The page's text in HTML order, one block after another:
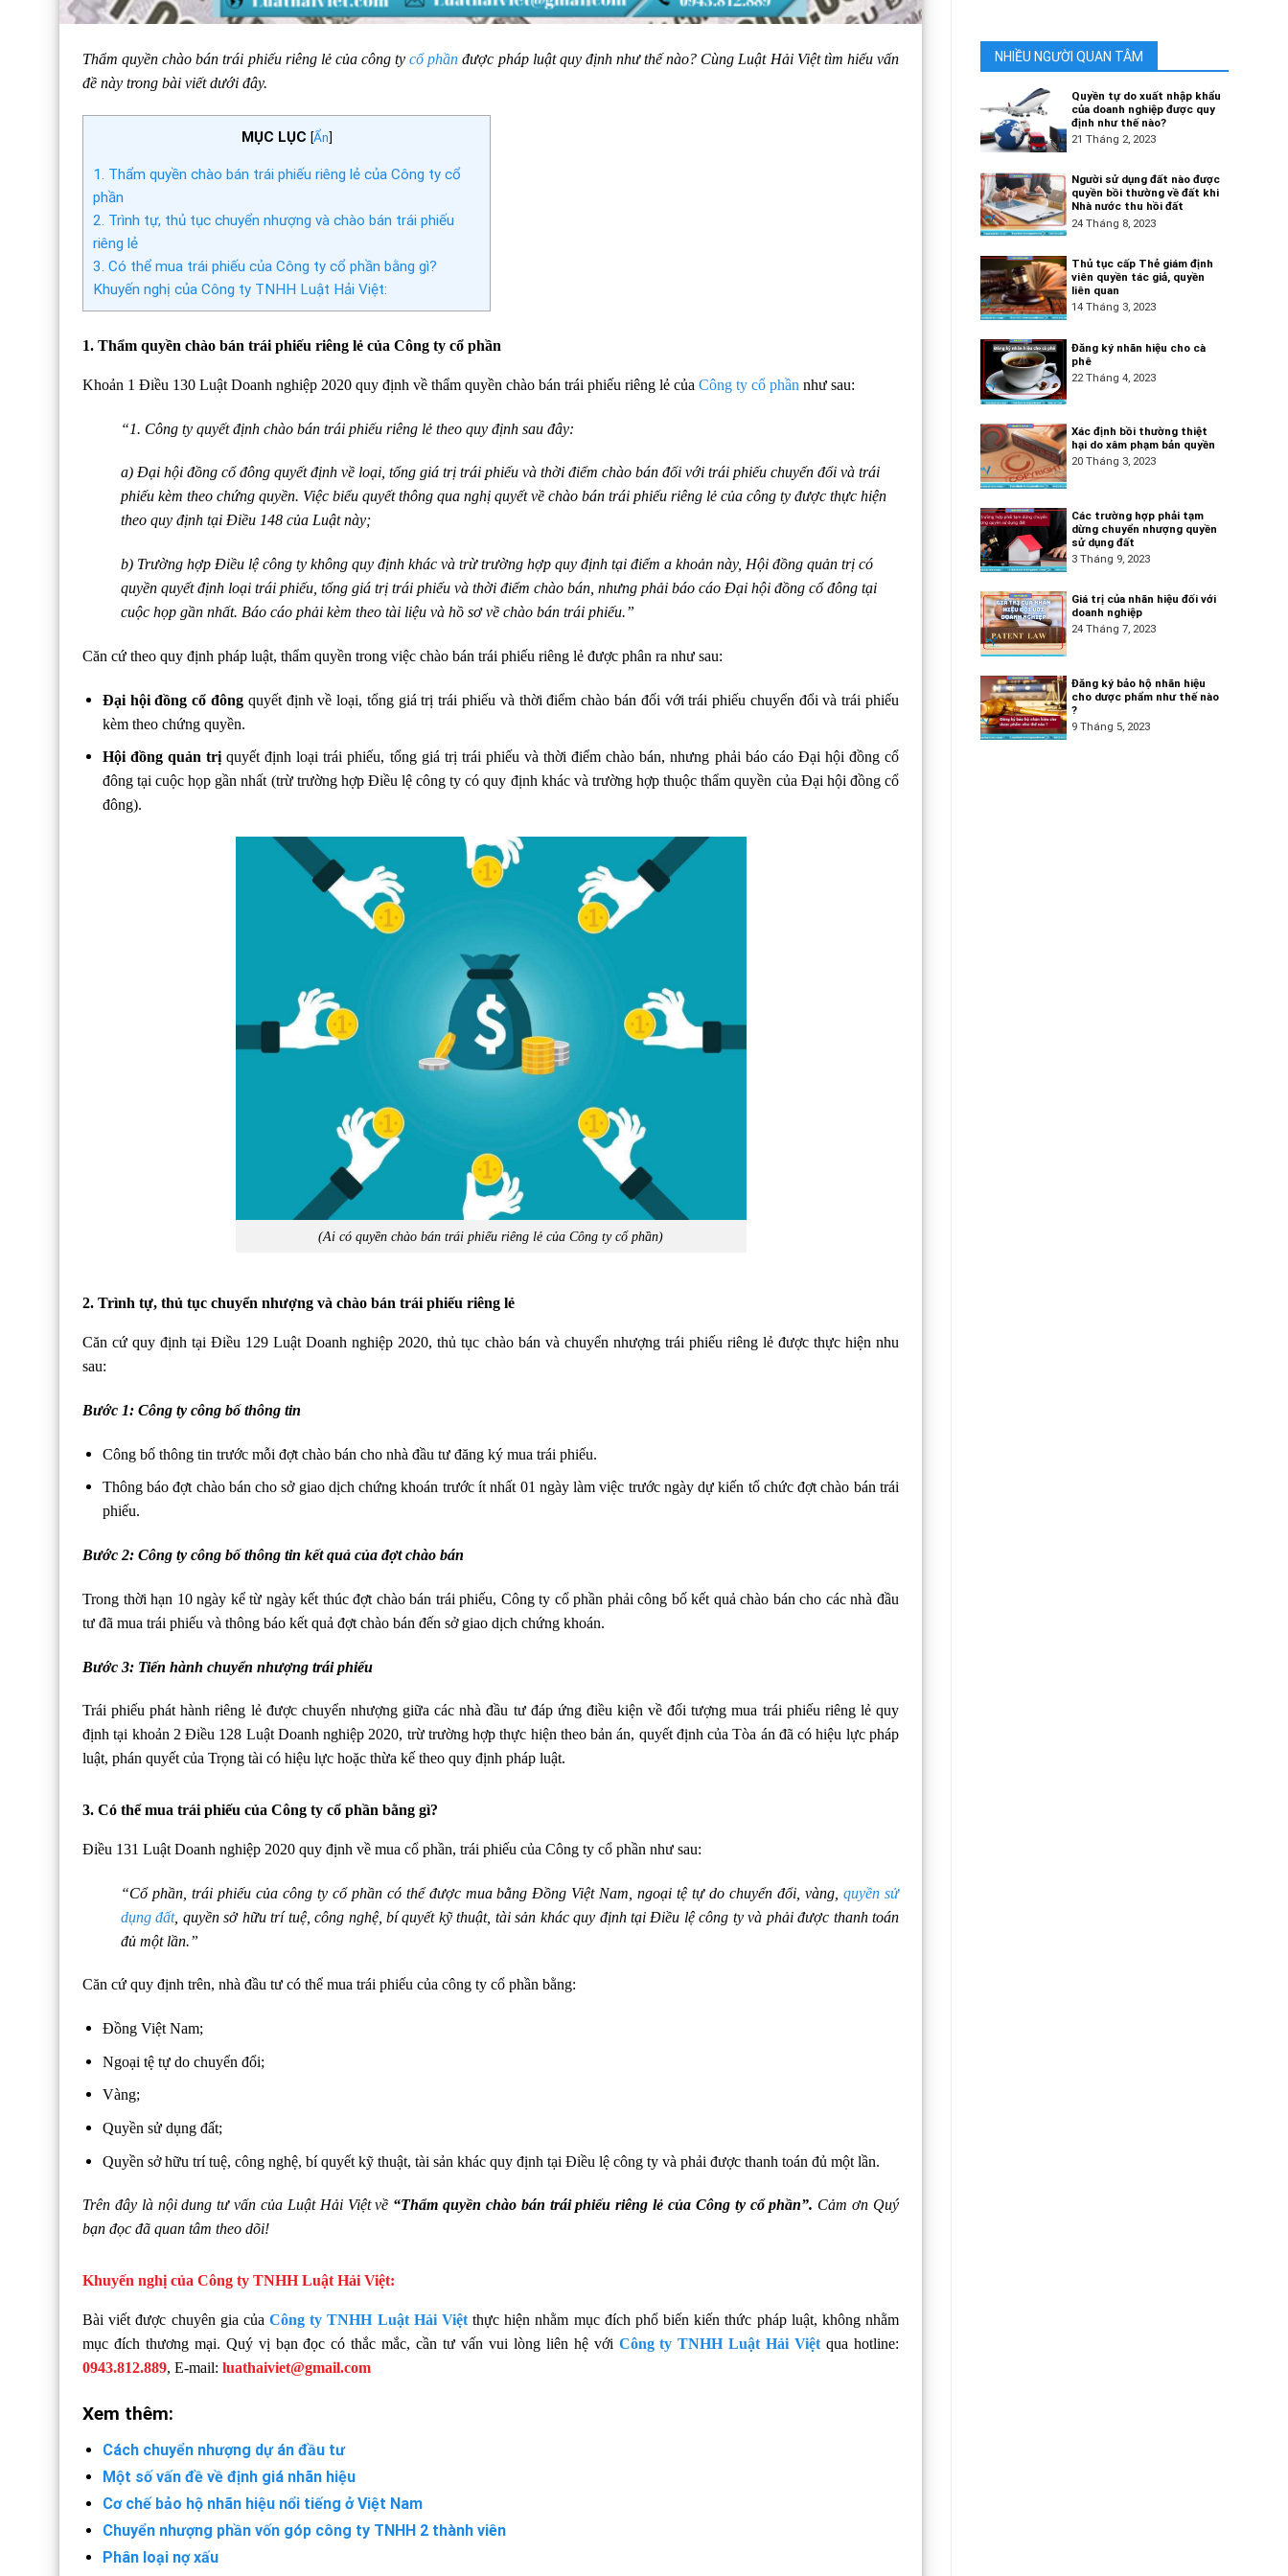
Thẩm quyền chào bán trái phiếu riêng lẻ của công tycổ phần được pháp luật quy định như thế nào? Cùng Luật Hải Việt tìm hiểu vấn
đề này trong bài viết dưới đây.
MỤC LỤC [Ẩn]
1. Thẩm quyền chào bán trái phiếu riêng lẻ của Công ty cổ
phần
2. Trình tự, thủ tục chuyển nhượng và chào bán trái phiếu
riêng lẻ
3. Có thể mua trái phiếu của Công ty cổ phần bằng gì?
Khuyến nghị của Công ty TNHH Luật Hải Việt:
1. Thẩm quyền chào bán trái phiếu riêng lẻ của Công ty cổ phần
Khoản 1 Điều 130 Luật Doanh nghiệp 2020 quy định về thẩm quyền chào bán trái phiếu riêng lẻ của Công ty cổ phần như sau:
“1. Công ty quyết định chào bán trái phiếu riêng lẻ theo quy định sau đây:
a) Đại hội đồng cổ đông quyết định về loại, tổng giá trị trái phiếu và thời điểm chào bán đối với trái phiếu chuyển đổi và trái
phiếu kèm theo chứng quyền. Việc biểu quyết thông qua nghị quyết về chào bán trái phiếu riêng lẻ của công ty được thực hiện
theo quy định tại Điều 148 của Luật này;
b) Trường hợp Điều lệ công ty không quy định khác và trừ trường hợp quy định tại điểm a khoản này, Hội đồng quản trị có
quyền quyết định loại trái phiếu, tổng giá trị trái phiếu và thời điểm chào bán, nhưng phải báo cáo Đại hội đồng cổ đông tại
cuộc họp gần nhất. Báo cáo phải kèm theo tài liệu và hồ sơ về chào bán trái phiếu.”
Căn cứ theo quy định pháp luật, thẩm quyền trong việc chào bán trái phiếu riêng lẻ được phân ra như sau:
Đại hội đồng cổ đôngquyết định về loại, tổng giá trị trái phiếu và thời điểm chào bán đối với trái phiếu chuyển đổi và trái phiếu
kèm theo chứng quyền.
Hội đồng quản trịquyết định loại trái phiếu, tổng giá trị trái phiếu và thời điểm chào bán, nhưng phải báo cáo Đại hội đồng cổ
đông tại cuộc họp gần nhất (trừ trường hợp Điều lệ công ty có quy định khác và trường hợp thuộc thẩm quyền của Đại hội đồng cổ
đông).
(Ai có quyền chào bán trái phiếu riêng lẻ của Công ty cổ phần)
2. Trình tự, thủ tục chuyển nhượng và chào bán trái phiếu riêng lẻ
Căn cứ quy định tại Điều 129 Luật Doanh nghiệp 2020, thủ tục chào bán và chuyển nhượng trái phiếu riêng lẻ được thực hiện nhu
sau:
Bước 1: Công ty công bố thông tin
Công bố thông tin trước mỗi đợt chào bán cho nhà đầu tư đăng ký mua trái phiếu.
Thông báo đợt chào bán cho sở giao dịch chứng khoán trước ít nhất 01 ngày làm việc trước ngày dự kiến tổ chức đợt chào bán trái
phiếu.
Bước 2: Công ty công bố thông tin kết quả của đợt chào bán
Trong thời hạn 10 ngày kể từ ngày kết thúc đợt chào bán trái phiếu, Công ty cổ phần phải công bố kết quả chào bán cho các nhà đầu
tư đã mua trái phiếu và thông báo kết quả đợt chào bán đến sở giao dịch chứng khoán.
Bước 3: Tiến hành chuyển nhượng trái phiếu
Trái phiếu phát hành riêng lẻ được chuyển nhượng giữa các nhà đầu tư đáp ứng điều kiện về đối tượng mua trái phiếu riêng lẻ quy
định tại khoản 2 Điều 128 Luật Doanh nghiệp 2020, trừ trường hợp thực hiện theo bản án, quyết định của Tòa án đã có hiệu lực pháp
luật, phán quyết của Trọng tài có hiệu lực hoặc thừa kế theo quy định pháp luật.
3. Có thể mua trái phiếu của Công ty cổ phần bằng gì?
Điều 131 Luật Doanh nghiệp 2020 quy định về mua cổ phần, trái phiếu của Công ty cổ phần như sau:
“Cổ phần, trái phiếu của công ty cổ phần có thể được mua bằng Đồng Việt Nam, ngoại tệ tự do chuyển đổi, vàng,quyền sử
dụng đất, quyền sở hữu trí tuệ, công nghệ, bí quyết kỹ thuật, tài sản khác quy định tại Điều lệ công ty và phải được thanh toán
đủ một lần.”
Căn cứ quy định trên, nhà đầu tư có thể mua trái phiếu của công ty cổ phần bằng:
Đồng Việt Nam;
Ngoại tệ tự do chuyển đổi;
Vàng;
Quyền sử dụng đất;
Quyền sở hữu trí tuệ, công nghệ, bí quyết kỹ thuật, tài sản khác quy định tại Điều lệ công ty và phải được thanh toán đủ một lần.
Trên đây là nội dung tư vấn của Luật Hải Việt về “Thẩm quyền chào bán trái phiếu riêng lẻ của Công ty cổ phần”. Cảm ơn Quý
bạn đọc đã quan tâm theo dõi!
Khuyến nghị của Công ty TNHH Luật Hải Việt:
Bài viết được chuyên gia của Công ty TNHH Luật Hải Việtthực hiện nhằm mục đích phổ biến kiến thức pháp luật, không nhằm
mục đích thương mại. Quý vị bạn đọc có thắc mắc, cần tư vấn vui lòng liên hệ với Công ty TNHH Luật Hải Việt qua hotline:
0943.812.889, E-mail: luathaiviet@gmail.com
Xem thêm:
Cách chuyển nhượng dự án đầu tư
Một số vấn đề về định giá nhãn hiệu
Cơ chế bảo hộ nhãn hiệu nổi tiếng ở Việt Nam
Chuyển nhượng phần vốn góp công ty TNHH 2 thành viên
Phân loại nợ xấu
NHIỀU NGƯỜI QUAN TÂM
Quyền tự do xuất nhập khẩu
của doanh nghiệp được quy
định như thế nào?
21 Tháng 2, 2023
Người sử dụng đất nào được
quyền bồi thường về đất khi
Nhà nước thu hồi đất
24 Tháng 8, 2023
Thủ tục cấp Thẻ giám định
viên quyền tác giả, quyền
liên quan
14 Tháng 3, 2023
Đăng ký nhãn hiệu cho cà
phê
22 Tháng 4, 2023
Xác định bồi thường thiệt
hại do xâm phạm bản quyền
20 Tháng 3, 2023
Các trường hợp phải tạm
dừng chuyển nhượng quyền
sử dụng đất
3 Tháng 9, 2023
Giá trị của nhãn hiệu đối với
doanh nghiệp
24 Tháng 7, 2023
Đăng ký bảo hộ nhãn hiệu
cho dược phẩm như thế nào
?
9 Tháng 5, 2023